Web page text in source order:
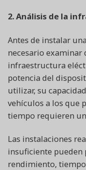
2. Análisis de la
Antes de instalar
necesario examinar
infraestructura
potencia del
utilizar, su
vehículos a los que
tiempo requieren
Las instalaciones
insuficiente pueden
rendimiento,